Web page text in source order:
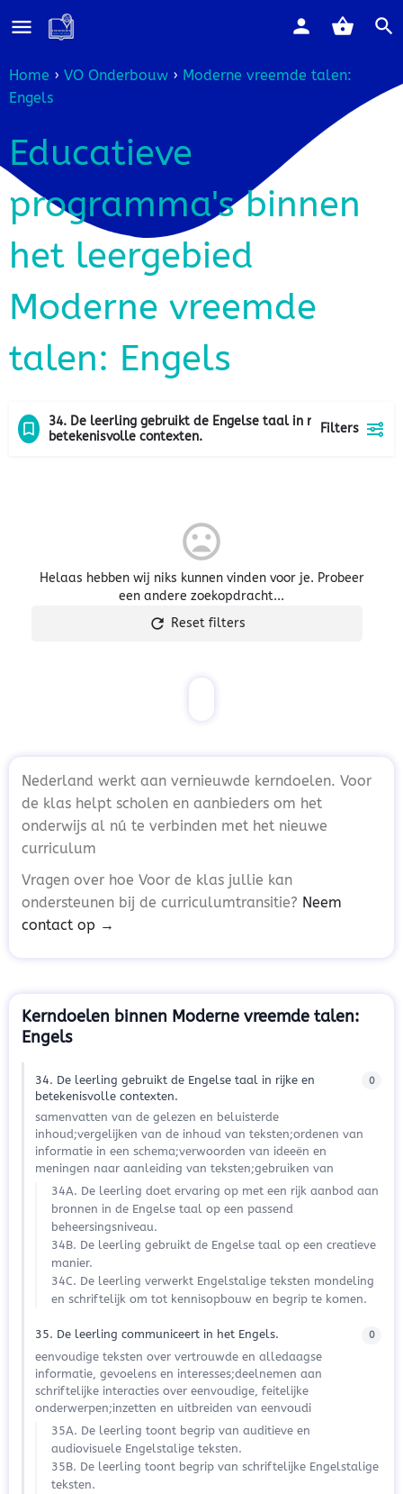
Home › VO Onderbouw › Moderne vreemde talen:
Engels
Educatieve
programma's binnen
het leergebied
Moderne vreemde
talen: Engels
34. De leerling gebruikt de Engelse taal in rijke en
betekenisvolle contexten.
Filters
Helaas hebben wij niks kunnen vinden voor je. Probeer
een andere zoekopdracht...
Reset filters
Nederland werkt aan vernieuwde kerndoelen. Voor
de klas helpt scholen en aanbieders om het
onderwijs al nú te verbinden met het nieuwe
curriculum
Vragen over hoe Voor de klas jullie kan
ondersteunen bij de curriculumtransitie? Neem
contact op →
Kerndoelen binnen Moderne vreemde talen:
Engels
34. De leerling gebruikt de Engelse taal in rijke en
betekenisvolle contexten.
0
samenvatten van de gelezen en beluisterde
inhoud;vergelijken van de inhoud van teksten;ordenen van
informatie in een schema;verwoorden van ideeën en
meningen naar aanleiding van teksten;gebruiken van
34A. De leerling doet ervaring op met een rijk aanbod aan
bronnen in de Engelse taal op een passend
beheersingsniveau.
34B. De leerling gebruikt de Engelse taal op een creatieve
manier.
34C. De leerling verwerkt Engelstalige teksten mondeling
en schriftelijk om tot kennisopbouw en begrip te komen.
35. De leerling communiceert in het Engels. 0
eenvoudige teksten over vertrouwde en alledaagse
informatie, gevoelens en interesses;deelnemen aan
schriftelijke interacties over eenvoudige, feitelijke
onderwerpen;inzetten en uitbreiden van eenvoudi
35A. De leerling toont begrip van auditieve en
audiovisuele Engelstalige teksten.
35B. De leerling toont begrip van schriftelijke Engelstalige
teksten.